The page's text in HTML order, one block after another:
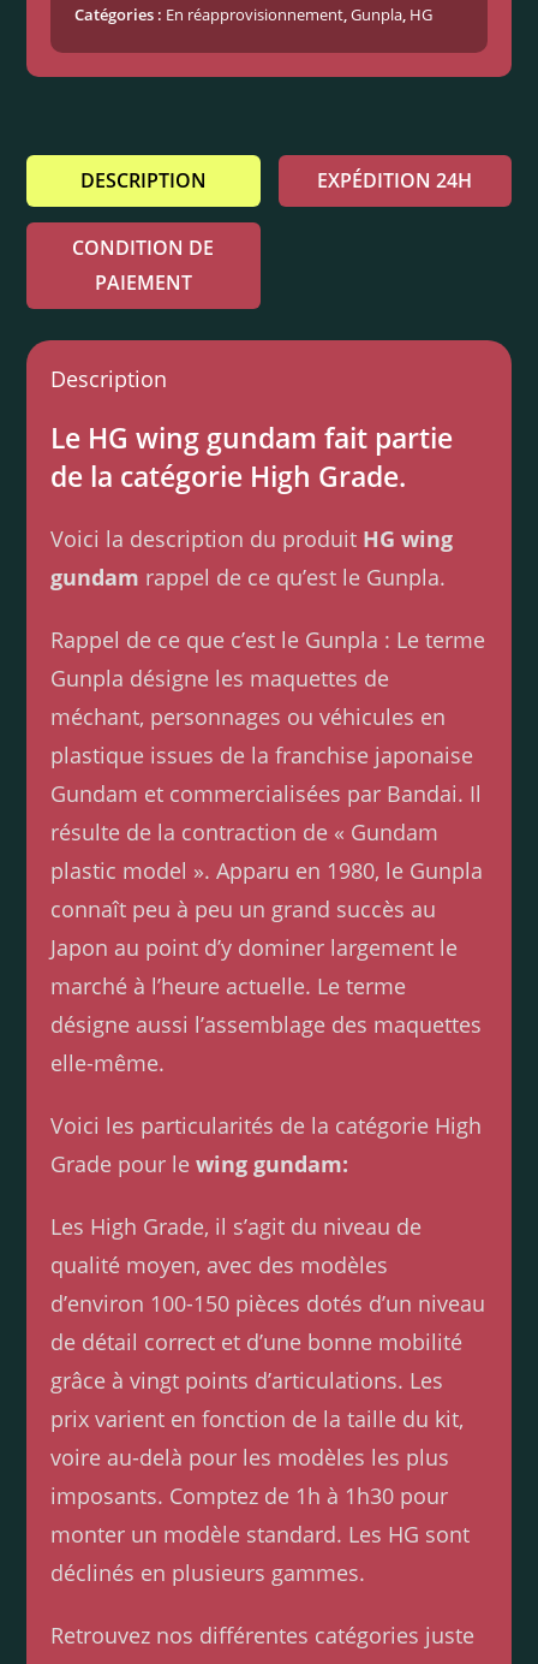
Catégories : En réapprovisionnement,Gunpla, HG
DESCRIPTION EXPÉDITION 24H
CONDITION DE
PAIEMENT
Description
Le HG wing gundam fait partie
de la catégorie High Grade.
Voici la description du produit HG wing
gundam rappel de ce qu’est le Gunpla.
Rappel de ce que c’est le Gunpla : Le terme
Gunpla désigne les maquettes de
méchant, personnages ou véhicules en
plastique issues de la franchise japonaise
Gundam et commercialisées par Bandai. Il
résulte de la contraction de « Gundam
plastic model ». Apparu en 1980, le Gunpla
connaît peu à peu un grand succès au
Japon au point d’y dominer largement le
marché à l’heure actuelle. Le terme
désigne aussi l’assemblage des maquettes
elle-même.
Voici les particularités de la catégorie High
Grade pour lewing gundam:
Les High Grade, il s’agit du niveau de
qualité moyen, avec des modèles
d’environ 100-150 pièces dotés d’un niveau
de détail correct et d’une bonne mobilité
grâce à vingt points d’articulations. Les
prix varient en fonction de la taille du kit,
voire au-delà pour les modèles les plus
imposants. Comptez de 1h à 1h30 pour
monter un modèle standard. Les HG sont
déclinés en plusieurs gammes.
Retrouvez nos différentes catégories juste